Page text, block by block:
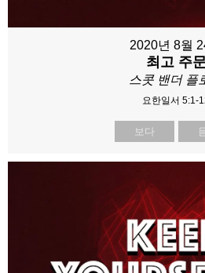
2020년 8월
최고 주
스콧 밴더 플
요한일서 5:1-
보다